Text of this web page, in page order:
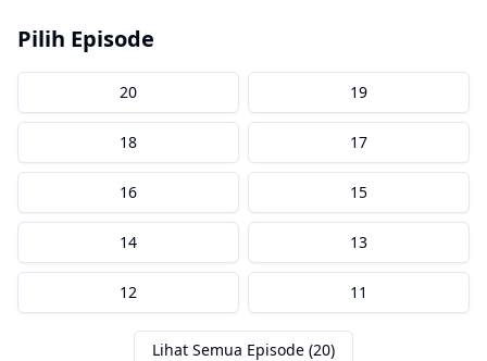
Pilih Episode
20 19
18 17
16 15
14 13
12 11
Lihat Semua Episode (20)